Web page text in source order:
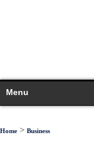
Menu
Home > Business